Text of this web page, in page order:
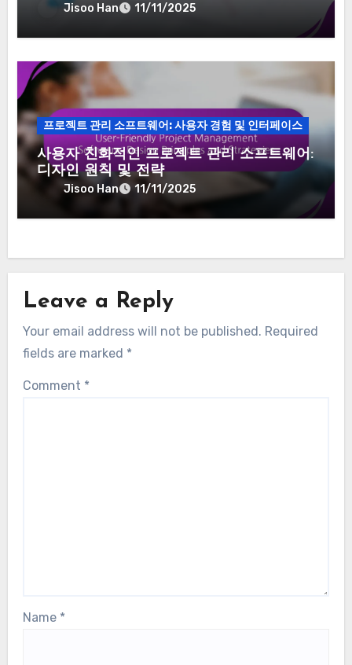
Jisoo Han 11/11/2025
프로젝트 관리 소프트웨어: 사용자 경험 및 인터페이스
사용자 친화적인 프로젝트 관리 소프트웨어:
디자인 원칙 및 전략
Jisoo Han 11/11/2025
Leave a Reply
Your email address will not be published. Required
fields are marked *
Comment *
Name *